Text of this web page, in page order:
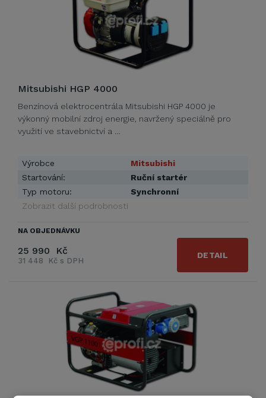
Mitsubishi HGP 4000
Benzínová elektrocentrála Mitsubishi HGP 4000 je
výkonný mobilní zdroj energie, navržený speciálně pro
využití ve stavebnictví a …
Výrobce
Mitsubishi
Startování:
Ruční startér
Typ motoru:
Synchronní
Zobrazit další podrobnosti
NA OBJEDNÁVKU
25 990 Kč
31 448 Kč s DPH
DETAIL